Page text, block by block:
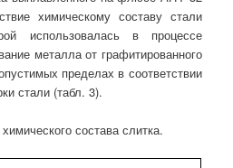
химическому составу стали
использовалась в процессе
металла от графитированного
пределах в соответствии
стали (табл. 3).
состава слитка.